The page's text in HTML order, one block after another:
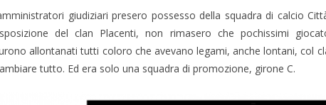
giudiziari presero possesso della squadra di calcio
del clan Placenti, non rimasero che pochissimi
allontanati tutti coloro che avevano le­gami, anche lontani, col
tutto. Ed era solo una squadra di promozione, girone C.